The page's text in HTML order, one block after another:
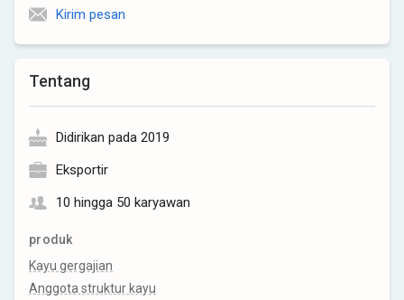
Tentang
Didirikan pada 2019
Eksportir
10 hingga 50 karyawan
produk
Kayu gergajian
Anggota struktur kayu
Kirim pesan